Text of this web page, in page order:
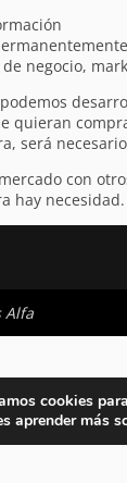
negocio,
quieran
será
con
hay necesidad.
Alfa
cookies
aprender más